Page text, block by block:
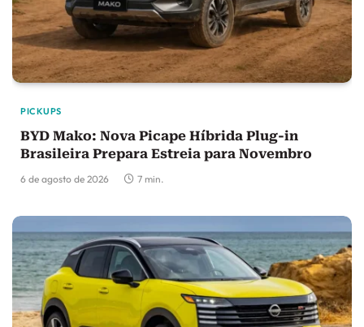
PICKUPS
BYD Mako: Nova Picape Híbrida Plug-in
Brasileira Prepara Estreia para Novembro
6 de agosto de 2026 7 min.